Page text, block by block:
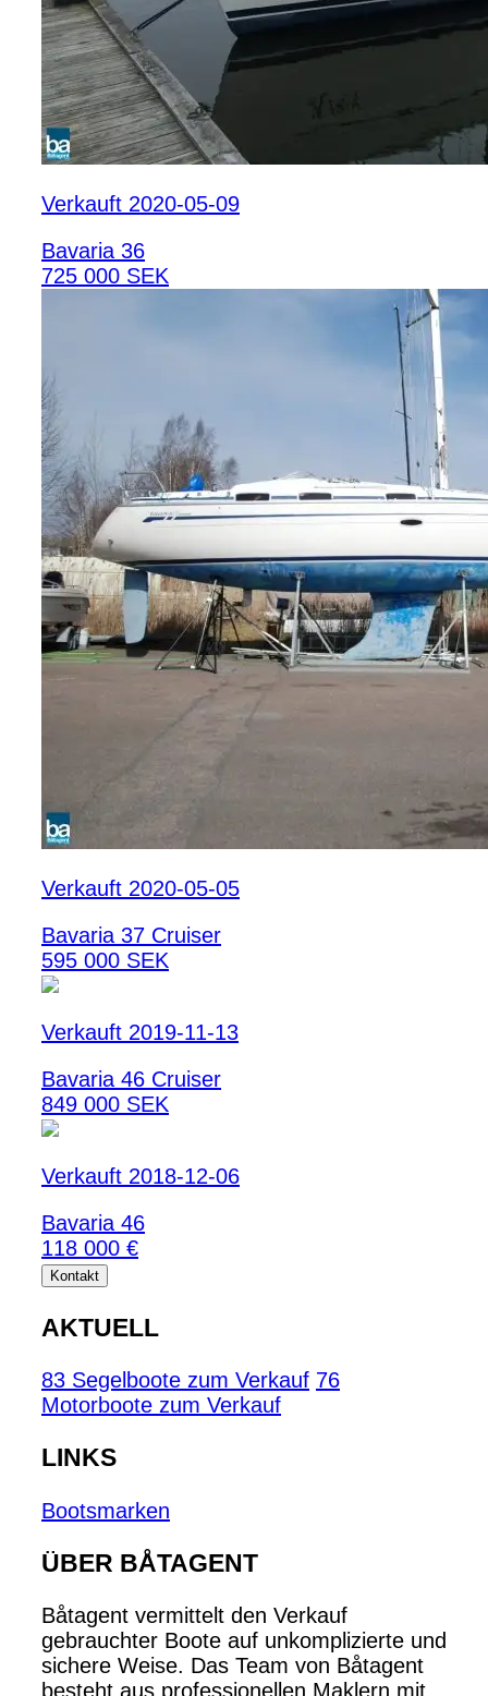
Verkauft 2020-05-09
Bavaria 36
725 000 SEK
Verkauft 2020-05-05
Bavaria 37 Cruiser
595 000 SEK
Verkauft 2019-11-13
Bavaria 46 Cruiser
849 000 SEK
Verkauft 2018-12-06
Bavaria 46
118 000 €
Kontakt
AKTUELL
83 Segelboote zum Verkauf 76
Motorboote zum Verkauf
LINKS
Bootsmarken
ÜBER BÅTAGENT
Båtagent vermittelt den Verkauf
gebrauchter Boote auf unkomplizierte und
sichere Weise. Das Team von Båtagent
besteht aus professionellen Maklern mit